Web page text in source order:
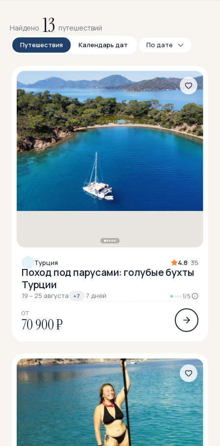
Найдено 13 путешествий
Путешествия Календарь дат
Турция 4.8· 35
Поход под парусами: голубые бухты
Турции
19 – 25 августа +7 ·7 дней 1/5
ОТ
70 900 ₽